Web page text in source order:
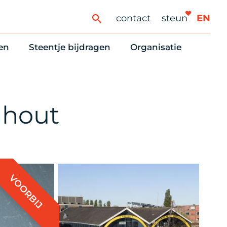
contact steun EN
en huurvragen
Steentje bijdragen
Vriendennieuws
Organisatie
VOORBIJ